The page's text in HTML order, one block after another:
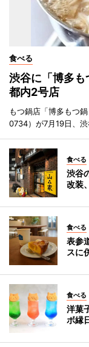
食べる
渋谷に「博多
都内2号店
もつ鍋店「博多もつ
0734）が7月19日、渋
食べる
渋谷
改装
食べる
表参
スに
食べる
洋菓
ボ縁